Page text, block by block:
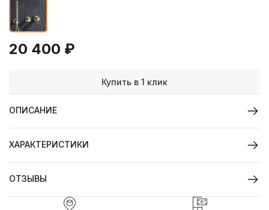
20 400 ₽
Купить в 1 клик
ОПИСАНИЕ
ХАРАКТЕРИСТИКИ
ОТЗЫВЫ